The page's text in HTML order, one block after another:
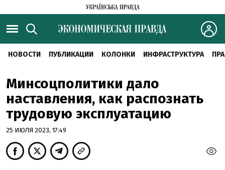
НОВОСТИ ПУБЛИКАЦИИ КОЛОНКИ ИНФРАСТРУКТУРА
Минсоцполитики дало
наставления, как распознать
трудовую эксплуатацию
25 ИЮЛЯ 2023, 17:49